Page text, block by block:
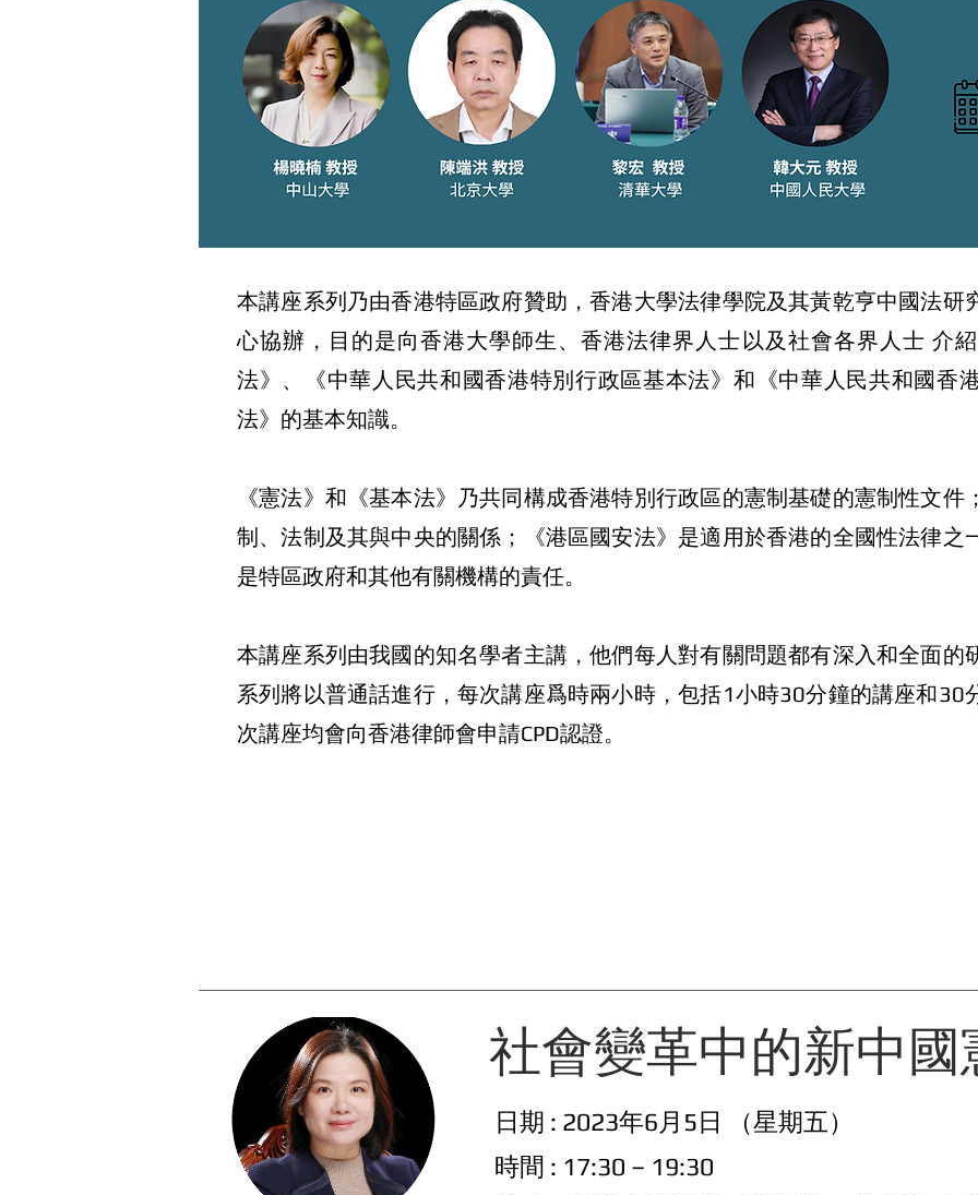
本講座系列乃由香港特區政府贊助，香港大學法律學院及其黃乾亨中國法研
心協辦，目的是向香港大學師生、香港法律界人士以及社會各界人士 介
法》、《中華人民共和國香港特別行政區基本法》和《中華人民共和國香
法》的基本知識。
《憲法》和《基本法》乃共同構成香港特別行政區的憲制基礎的憲制性文
制、法制及其與中央的關係；《港區國安法》是適用於香港的全國性法律之
是特區政府和其他有關機構的責任。
本講座系列由我國的知名學者主講，他們每人對有關問題都有深入和全面的
系列將以普通話進行，每次講座爲時兩小時，包括1小時30分鐘的講座和30
次講座均會向香港律師會申請CPD認證。
社會變革中的新中
⽇期 : 2023年6⽉5⽇ （星期五）
時間 : 17:30 – 19:30